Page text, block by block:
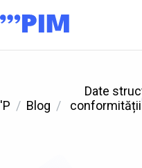
'P Blog
Date